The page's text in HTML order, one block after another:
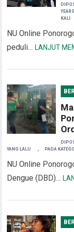
KALI
NU Online
peduli…LANJUT
YANG LALU
PADA
NU Online
Dengue (DBD)…